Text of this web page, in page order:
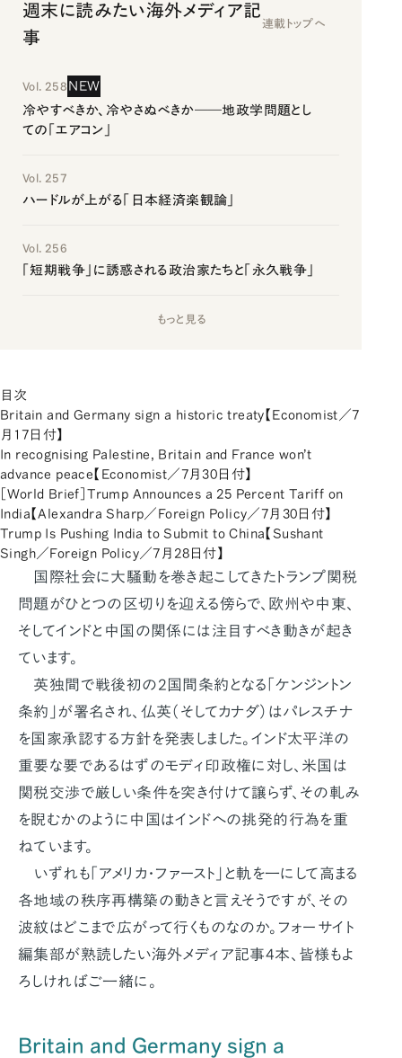
週末に読みたい海外メディア記
事
連載トップへ
Vol. 258 NEW
冷やすべきか、冷やさぬべきか――地政学問題とし
ての「エアコン」
Vol. 257
ハードルが上がる「日本経済楽観論」
Vol. 256
「短期戦争」に誘惑される政治家たちと「永久戦争」
もっと見る
目次
Britain and Germany sign a historic treaty【Economist／7
月17日付】
In recognising Palestine, Britain and France won’t
advance peace【Economist／7月30日付】
［World Brief］Trump Announces a 25 Percent Tariff on
India【Alexandra Sharp／Foreign Policy／7月30日付】
Trump Is Pushing India to Submit to China【Sushant
Singh／Foreign Policy／7月28日付】
国際社会に大騒動を巻き起こしてきたトランプ関税
問題がひとつの区切りを迎える傍らで、欧州や中東、
そしてインドと中国の関係には注目すべき動きが起き
ています。
英独間で戦後初の2国間条約となる「ケンジントン
条約」が署名され、仏英（そしてカナダ）はパレスチナ
を国家承認する方針を発表しました。インド太平洋の
重要な要であるはずのモディ印政権に対し、米国は
関税交渉で厳しい条件を突き付けて譲らず、その軋み
を睨むかのように中国はインドへの挑発的行為を重
ねています。
いずれも「アメリカ・ファースト」と軌を一にして高まる
各地域の秩序再構築の動きと言えそうですが、その
波紋はどこまで広がって行くものなのか。フォーサイト
編集部が熟読したい海外メディア記事4本、皆様もよ
ろしければご一緒に。
Britain and Germany sign a